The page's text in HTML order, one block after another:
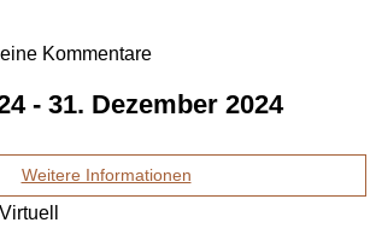
Kommentare
- 31. Dezember 2024
Weitere Informationen